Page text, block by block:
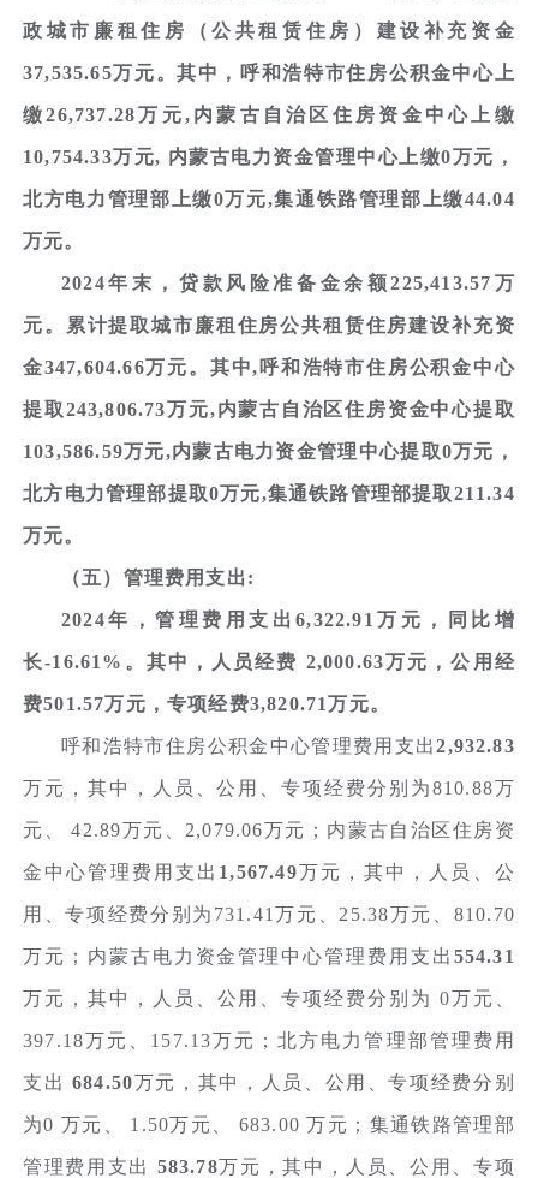
政城市廉租住房（公共租赁住房）建设补充资金
37,535.65万元。其中，呼和浩特市住房公积金中心上
缴26,737.28万元,内蒙古自治区住房资金中心上缴
10,754.33万元, 内蒙古电力资金管理中心上缴0万元，
北方电力管理部上缴0万元,集通铁路管理部上缴44.04
万元。
2024年末，贷款风险准备金余额225,413.57万
元。累计提取城市廉租住房公共租赁住房建设补充资
金347,604.66万元。其中,呼和浩特市住房公积金中心
提取243,806.73万元,内蒙古自治区住房资金中心提取
103,586.59万元,内蒙古电力资金管理中心提取0万元，
北方电力管理部提取0万元,集通铁路管理部提取211.34
万元。
（五）管理费用支出:
2024年，管理费用支出6,322.91万元，同比增
长-16.61%。其中，人员经费 2,000.63万元，公用经
费501.57万元，专项经费3,820.71万元。
呼和浩特市住房公积金中心管理费用支出2,932.83
万元，其中，人员、公用、专项经费分别为810.88万
元、 42.89万元、2,079.06万元；内蒙古自治区住房资
金中心管理费用支出 1,567.49万元，其中，人员、公
用、专项经费分别为731.41万元、25.38万元、810.70
万元；内蒙古电力资金管理中心管理费用支出 554.31
万元，其中，人员、公用、专项经费分别为 0万元、
397.18万元、157.13万元；北方电力管理部管理费用
支出 684.50万元，其中，人员、公用、专项经费分别
为0 万元、 1.50万元、 683.00 万元；集通铁路管理部
管理费用支出 583.78万元，其中，人员、公用、专项